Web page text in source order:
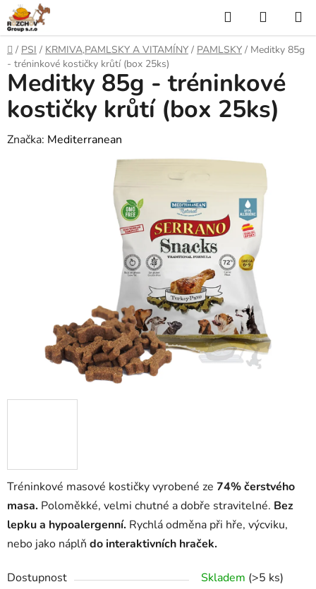
e
l
d
a
Á
U
P
Í
D
o
m
ů
/ PSI / KRMIVA,PAMLSKY A VITAMÍNY / PAMLSKY / Meditky 85g
- tréninkové kostičky krůtí (box 25ks)
Tréninkové masové kostičky vyrobené ze 74% čerstvého
masa. Poloměkké, velmi chutné a dobře stravitelné. Bez
lepku a hypoalergenní. Rychlá odměna při hře, výcviku,
nebo jako náplň do interaktivních hraček.
Dostupnost Skladem (>5 ks)
Meditky 85g - tréninkové
kostičky krůtí (box 25ks)
Značka: Mediterranean